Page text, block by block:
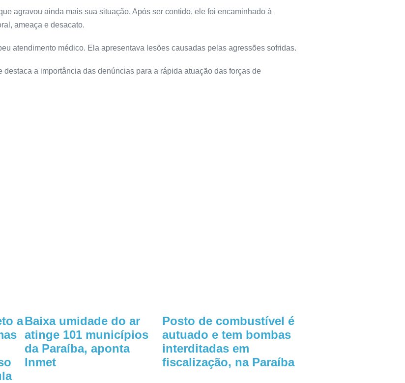
agravou ainda mais sua situação. Após ser contido, ele foi encaminhado à
ameaça e desacato.
atendimento médico. Ela apresentava lesões causadas pelas agressões sofridas.
a importância das denúncias para a rápida atuação das forças de
aBaixa umidade do ar
atinge 101 municípios
da Paraíba, aponta
Inmet
Posto de combustível é
autuado e tem bombas
interditadas em
fiscalização, na Paraíba